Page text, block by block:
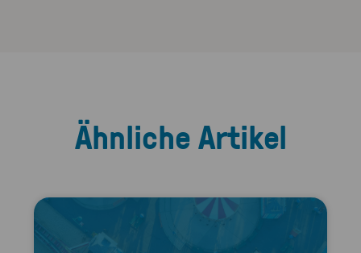
Ähnliche Artikel